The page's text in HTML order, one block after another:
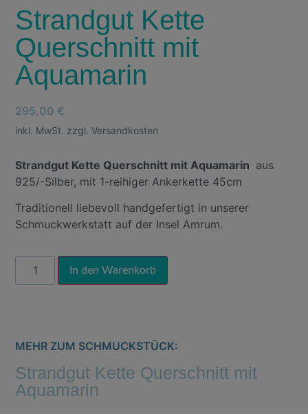
Strandgut Kette
Querschnitt mit
Aquamarin
295,00 €
inkl. MwSt. zzgl. Versandkosten
Strandgut Kette Querschnitt mit Aquamarin aus
925/-Silber, mit 1-reihiger Ankerkette 45cm
Traditionell liebevoll handgefertigt in unserer
Schmuckwerkstatt auf der Insel Amrum.
In den Warenkorb
MEHR ZUM SCHMUCKSTÜCK:
Strandgut Kette Querschnitt mit
Aquamarin